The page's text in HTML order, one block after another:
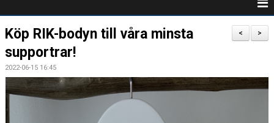
STARTSIDA
NYHETER
KALENDER
>
<
Köp RIK-bodyn till våra minsta
supportrar!
2022-06-15 16:45